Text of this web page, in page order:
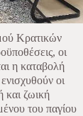
Κρατικών
οι
η καταβολή
οι
και ζωική
του παγίου